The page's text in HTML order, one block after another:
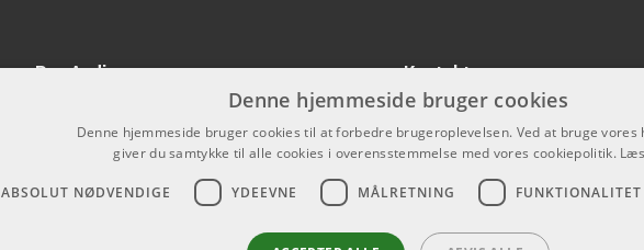
Pro Audio Kontakt
Som privatperson kan du ikke købe på
hjemmeside, alt salg foregår gennem
info@emnordic.dk
Denne hjemmeside bruger cookies
Denne hjemmeside bruger cookies til at forbedre brugeroplevelsen. Ved at bruge vores
giver du samtykke til alle cookies i overensstemmelse med vores cookiepolitik.
ABSOLUT NØDVENDIGE YDEEVNE MÅLRETNING FUNKTIONALITET